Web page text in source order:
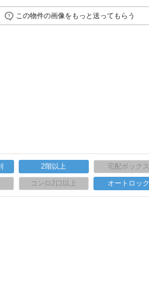
この物件の画像をもっと送ってもらう
2階以上 宅配ボックス
コンロ2口以上 オートロック